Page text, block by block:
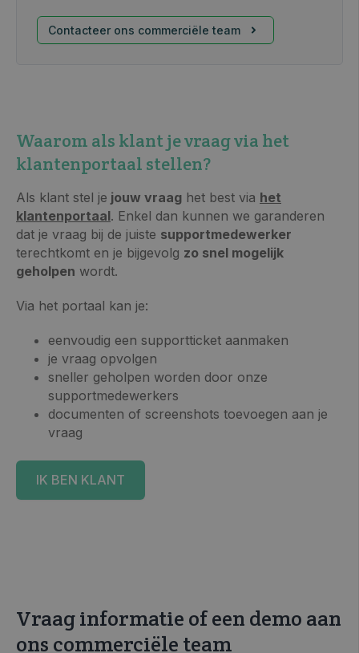
Contacteer ons commerciële team
Waarom als klant je vraag via het
klantenportaal stellen?
Als klant stel je jouw vraag het best via het
klantenportaal. Enkel dan kunnen we garanderen
dat je vraag bij de juiste supportmedewerker
terechtkomt en je bijgevolg zo snel mogelijk
geholpen wordt.
Via het portaal kan je:
eenvoudig een supportticket aanmaken
je vraag opvolgen
sneller geholpen worden door onze
supportmedewerkers
documenten of screenshots toevoegen aan je
vraag
IK BEN KLANT
Vraag informatie of een demo aan
ons commerciële team